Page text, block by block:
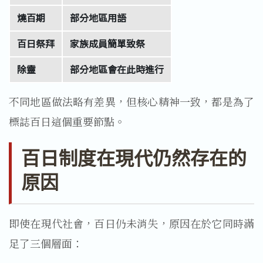
燒百期
部分地區用語
百日祭拜
家族成員簡單致祭
除靈
部分地區會在此時進行
不同地區做法略有差異，但核心精神一致，都是為了
標誌百日這個重要節點。
百日制度在現代仍然存在的
原因
即使在現代社會，百日仍未消失，原因在於它同時滿
足了三個層面：